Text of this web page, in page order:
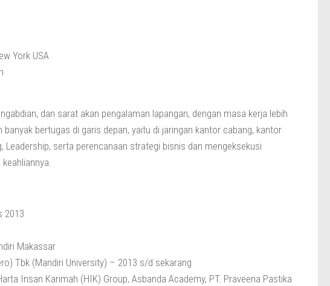
York USA
dan sarat akan pengalaman lapangan, dengan masa kerja lebih
bertugas di garis depan, yaitu di jaringan kantor cabang, kantor
Leadership, serta perencanaan strategi bisnis dan mengeksekusi
2013
Makassar
Tbk (Mandiri University) – 2013 s/d sekarang
Insan Karimah (HIK) Group, Asbanda Academy, PT. Praveena Pastika